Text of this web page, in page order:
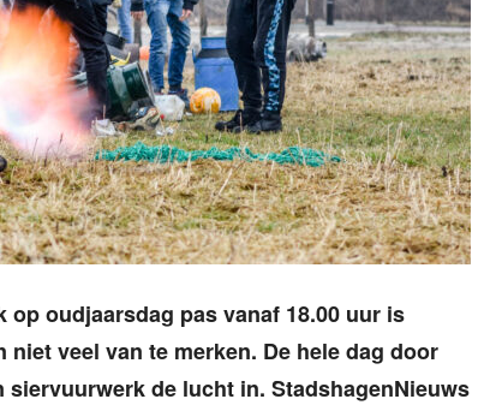
oudjaarsdag pas vanaf 18.00 uur is
veel van te merken. De hele dag door
de lucht in. StadshagenNieuws